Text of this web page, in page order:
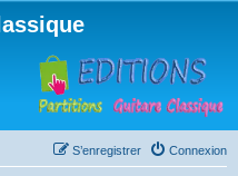
Connexion
S’enregistrer